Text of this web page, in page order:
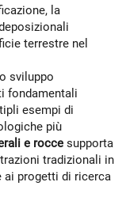
la
terrestre nel
sviluppo
fondamentali
esempi di
più
e rocce supporta
tradizionali in
ai progetti di ricerca